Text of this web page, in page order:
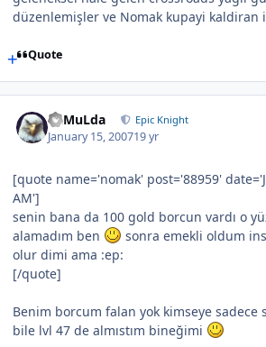
düzenlemişler ve Nomak kupayi kaldiran
Quote
RaMuLda Epic Knight
January 15, 200719 yr
[quote name='nomak' post='88959'
AM']
senin bana da 100 gold borcun vardı o
alamadım ben
sonra emekli oldum
olur dimi ama :ep:
[/quote]
Benim borcum falan yok kimseye sadece
bile lvl 47 de almıstım bineğimi